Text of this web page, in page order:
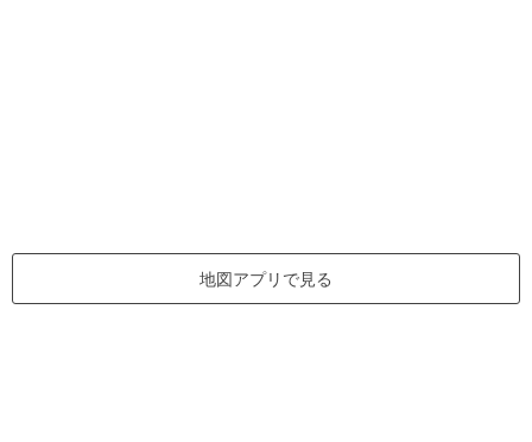
地図アプリで見る